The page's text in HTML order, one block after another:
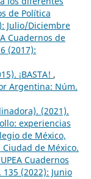
de Política
Julio/Diciembre
Cuadernos de
(2017):
¡BASTA! ,
Argentina: Núm.
(2021).
experiencias
de México,
de México.
Cuadernos
(2022): Junio